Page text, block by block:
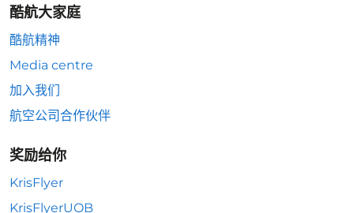
酷航大家庭
酷航精神
Media centre
加入我们
航空公司合作伙伴
奖励给你
KrisFlyer
KrisFlyerUOB